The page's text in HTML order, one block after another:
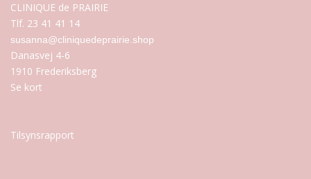
CLINIQUE de PRAIRIE
Tlf. 23 41 41 14
susanna@cliniquedeprairie.shop
Danasvej 4-6
1910 Frederiksberg
Se kort
Tilsynsrapport